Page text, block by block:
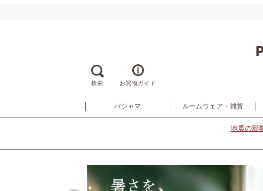
検索 お買物ガイド
パジャマ ルームウェア・雑貨
地震の影